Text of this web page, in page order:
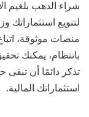
شراء الذهب بلغيم
لتنويع استثماراتك
منصات موثوقة،
بانتظام، يمكنك
تذكر دائمًا أن
استثماراتك المالية.